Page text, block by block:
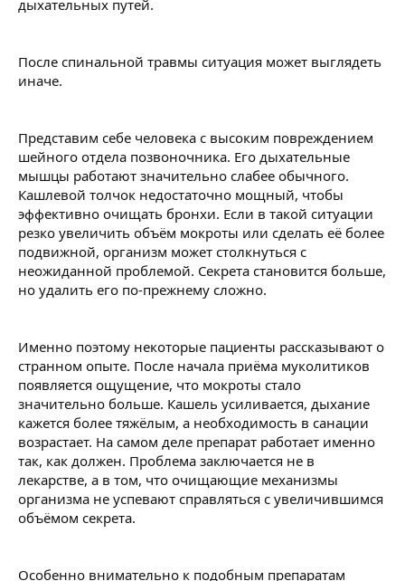
дыхательных путей.
После спинальной травмы ситуация может выглядеть
иначе.
Представим себе человека с высоким повреждением
шейного отдела позвоночника. Его дыхательные
мышцы работают значительно слабее обычного.
Кашлевой толчок недостаточно мощный, чтобы
эффективно очищать бронхи. Если в такой ситуации
резко увеличить объём мокроты или сделать её более
подвижной, организм может столкнуться с
неожиданной проблемой. Секрета становится больше,
но удалить его по-прежнему сложно.
Именно поэтому некоторые пациенты рассказывают о
странном опыте. После начала приёма муколитиков
появляется ощущение, что мокроты стало
значительно больше. Кашель усиливается, дыхание
кажется более тяжёлым, а необходимость в санации
возрастает. На самом деле препарат работает именно
так, как должен. Проблема заключается не в
лекарстве, а в том, что очищающие механизмы
организма не успевают справляться с увеличившимся
объёмом секрета.
Особенно внимательно к подобным препаратам